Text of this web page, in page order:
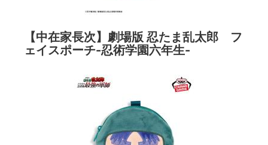
【中在家長次】劇場版 忍たま乱太郎 フ
ェイスポーチ-忍術学園六年生-